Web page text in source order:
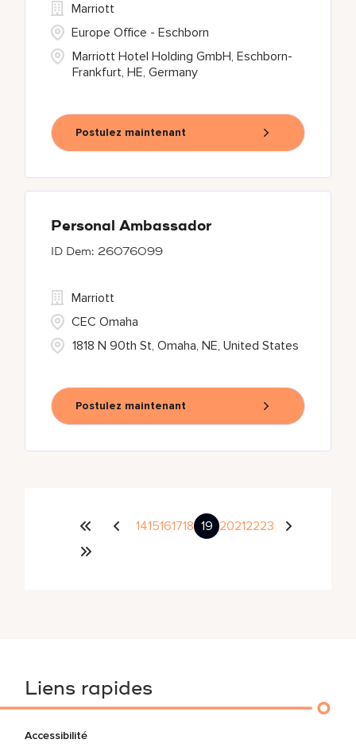
Marriott Hotel Holding GmbH, Eschborn-
Frankfurt, HE, Germany
Marriott
Europe Office - Eschborn
Postulez maintenant
Personal Ambassador
26076099
1818 N 90th St, Omaha, NE, United States
Marriott
CEC Omaha
Postulez maintenant
1415161718 19 20212223
Liens rapides
Accessibilité